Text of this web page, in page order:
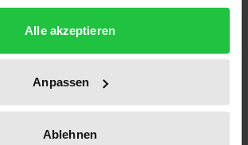
Alle akzeptieren
Anpassen
Ablehnen
Model Innovation and Dynamic
Carolin Bock, Mattias Malki: